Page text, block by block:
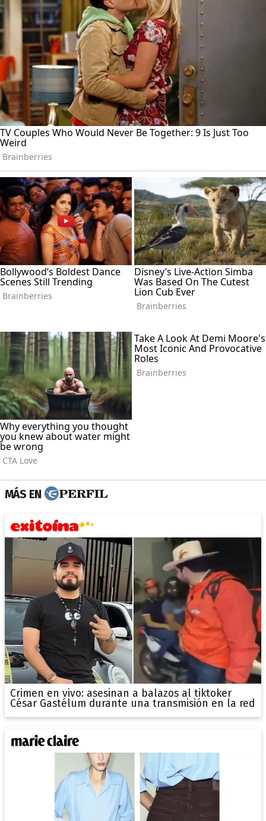
MÁS EN
Crimen en vivo: asesinan a balazos al tiktoker
César Gastélum durante una transmisión en la red